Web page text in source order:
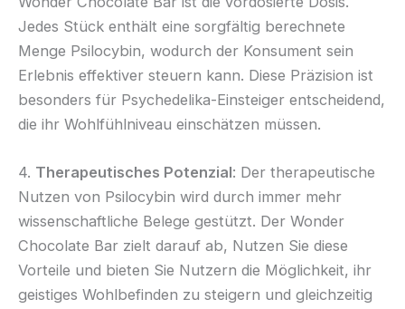
Jedes Stück enthält eine sorgfältig berechnete
Menge Psilocybin, wodurch der Konsument sein
Erlebnis effektiver steuern kann. Diese Präzision ist
besonders für Psychedelika-Einsteiger entscheidend,
die ihr Wohlfühlniveau einschätzen müssen.
4. Therapeutisches Potenzial: Der therapeutische
Nutzen von Psilocybin wird durch immer mehr
wissenschaftliche Belege gestützt. Der Wonder
Chocolate Bar zielt darauf ab, Nutzen Sie diese
Vorteile und bieten Sie Nutzern die Möglichkeit, ihr
geistiges Wohlbefinden zu steigern und gleichzeitig